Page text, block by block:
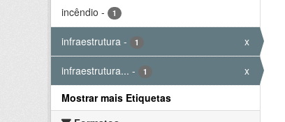
incêndio - 1
infraestrutura - 1 x
infraestrutura... - 1
x
Mostrar mais Etiquetas